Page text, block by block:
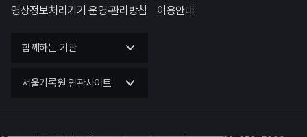
영상정보처리기기 운영·관리방침
이용안내
함께하는 기관
서울기록원 연관사이트